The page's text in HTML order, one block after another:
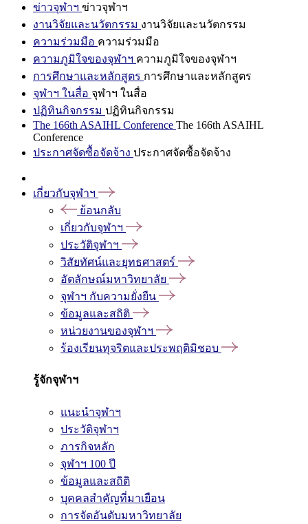
ข่าวจุฬาฯ ข่าวจุฬาฯ
งานวิจัยและนวัตกรรม งานวิจัยและนวัตกรรม
ความร่วมมือ ความร่วมมือ
ความภูมิใจของจุฬาฯ ความภูมิใจของจุฬาฯ
การศึกษาและหลักสูตร การศึกษาและหลักสูตร
จุฬาฯ ในสื่อ จุฬาฯ ในสื่อ
ปฏิทินกิจกรรม ปฏิทินกิจกรรม
The 166th ASAIHL Conference The 166th ASAIHL
Conference
ประกาศจัดซื้อจัดจ้าง ประกาศจัดซื้อจัดจ้าง
เกี่ยวกับจุฬาฯ
ย้อนกลับ
เกี่ยวกับจุฬาฯ
ประวัติจุฬาฯ
วิสัยทัศน์และยุทธศาสตร์
อัตลักษณ์มหาวิทยาลัย
จุฬาฯ กับความยั่งยืน
ข้อมูลและสถิติ
หน่วยงานของจุฬาฯ
ร้องเรียนทุจริตและประพฤติมิชอบ
รู้จักจุฬาฯ
แนะนำจุฬาฯ
ประวัติจุฬาฯ
ภารกิจหลัก
จุฬาฯ 100 ปี
ข้อมูลและสถิติ
บุคคลสำคัญที่มาเยือน
การจัดอันดับมหาวิทยาลัย